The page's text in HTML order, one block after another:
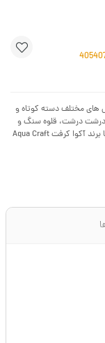
های مختلف دسته کوتاه و
درشت درشت، قلوه ‌سنگ‌ و
شاخ و برگ از روی سطوح به کار می رود. شن کش ارائه شده با برند آکوا کرفت Aqua Craft